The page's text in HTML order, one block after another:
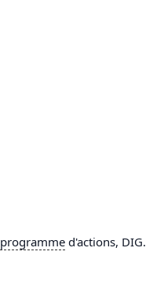
programme d'actions, DIG.